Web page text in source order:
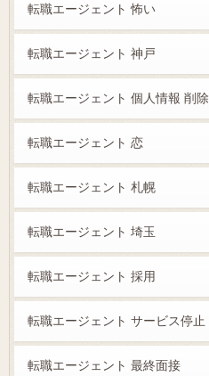
転職エージェント 怖い
転職エージェント 神戸
転職エージェント 個人情報 削除
転職エージェント 恋
転職エージェント 札幌
転職エージェント 埼玉
転職エージェント 採用
転職エージェント サービス停止
転職エージェント 最終面接